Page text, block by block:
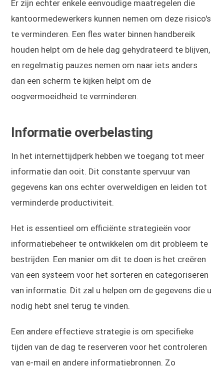
Er zijn echter enkele eenvoudige maatregelen die
kantoormedewerkers kunnen nemen om deze risico's
te verminderen. Een fles water binnen handbereik
houden helpt om de hele dag gehydrateerd te blijven,
en regelmatig pauzes nemen om naar iets anders
dan een scherm te kijken helpt om de
oogvermoeidheid te verminderen.
Informatie overbelasting
In het internettijdperk hebben we toegang tot meer
informatie dan ooit. Dit constante spervuur van
gegevens kan ons echter overweldigen en leiden tot
verminderde productiviteit.
Het is essentieel om efficiënte strategieën voor
informatiebeheer te ontwikkelen om dit probleem te
bestrijden. Een manier om dit te doen is het creëren
van een systeem voor het sorteren en categoriseren
van informatie. Dit zal u helpen om de gegevens die u
nodig hebt snel terug te vinden.
Een andere effectieve strategie is om specifieke
tijden van de dag te reserveren voor het controleren
van e-mail en andere informatiebronnen. Zo